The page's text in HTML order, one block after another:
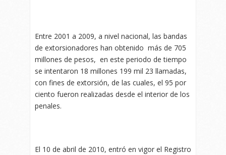
Entre 2001 a 2009, a nivel nacional, las bandas
de extorsionadores han obtenido más de 705
millones de pesos, en este periodo de tiempo
se intentaron 18 millones 199 mil 23 llamadas,
con fines de extorsión, de las cuales, el 95 por
ciento fueron realizadas desde el interior de los
penales.
El 10 de abril de 2010, entró en vigor el Registro